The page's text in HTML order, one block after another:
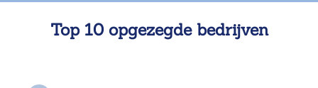
Top 10 opgezegde bedrijven